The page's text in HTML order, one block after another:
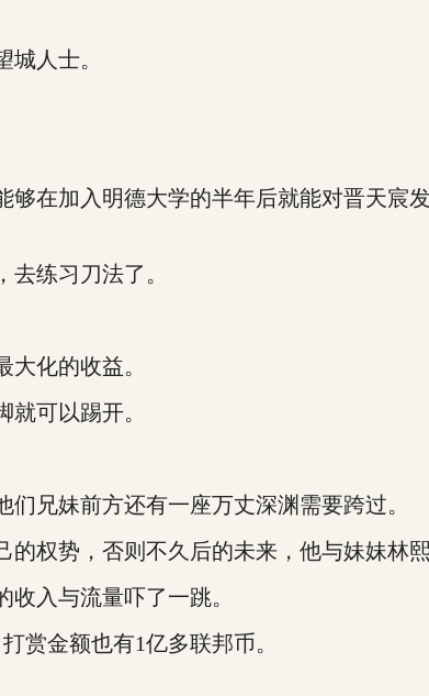
人士。
在加入明德大学的半年后就能对晋天宸
练习刀法了。
化的收益。
可以踢开。
兄妹前方还有一座万丈深渊需要跨过。
势，否则不久后的未来，他与妹妹林熙
入与流量吓了一跳。
金额也有1亿多联邦币。